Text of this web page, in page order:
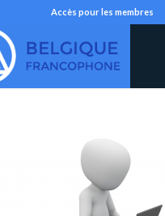
Accès pour les membres